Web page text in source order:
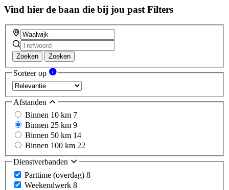
Vind hier de baan die bij jou past Filters
Zoeken Zoeken
Sorteer op
Afstanden
Binnen 10 km 7
Binnen 25 km 9
Binnen 50 km 14
Binnen 100 km 22
Dienstverbanden
Parttime (overdag) 8
Weekendwerk 8